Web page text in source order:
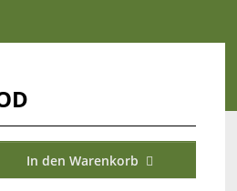
In den Warenkorb